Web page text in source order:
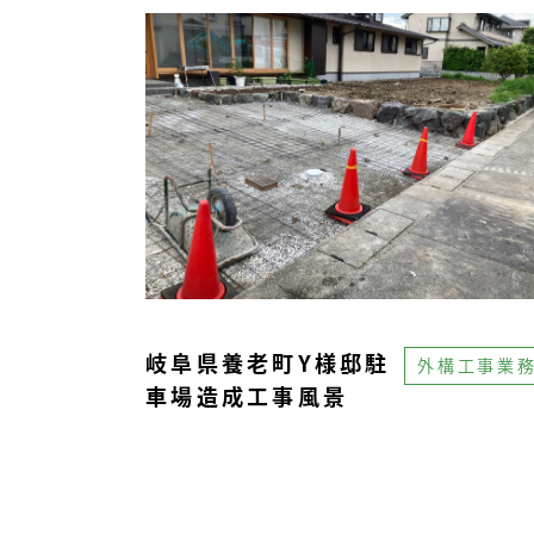
岐阜県養老町Y様邸駐
車場造成工事風景
外構工事業